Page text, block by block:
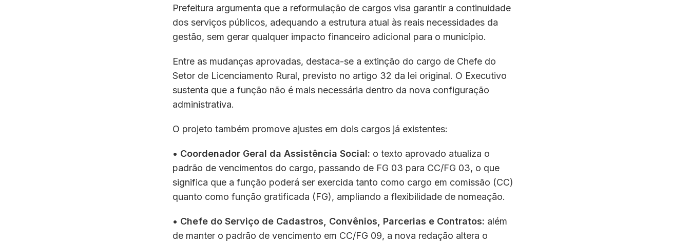
Prefeitura argumenta que a reformulação de cargos visa garantir a continuidade
dos serviços públicos, adequando a estrutura atual às reais necessidades da
gestão, sem gerar qualquer impacto financeiro adicional para o município.
Entre as mudanças aprovadas, destaca-se a extinção do cargo de Chefe do
Setor de Licenciamento Rural, previsto no artigo 32 da lei original. O Executivo
sustenta que a função não é mais necessária dentro da nova configuração
administrativa.
O projeto também promove ajustes em dois cargos já existentes:
• Coordenador Geral da Assistência Social: o texto aprovado atualiza o
padrão de vencimentos do cargo, passando de FG 03 para CC/FG 03, o que
significa que a função poderá ser exercida tanto como cargo em comissão (CC)
quanto como função gratificada (FG), ampliando a flexibilidade de nomeação.
• Chefe do Serviço de Cadastros, Convênios, Parcerias e Contratos: além
de manter o padrão de vencimento em CC/FG 09, a nova redação altera o